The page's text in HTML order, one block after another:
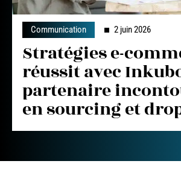
Communication 2 juin 2026
Stratégies e-
réussit avec
partenaire
en sourcing et